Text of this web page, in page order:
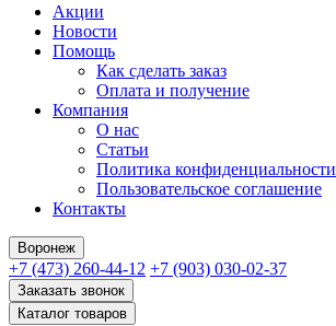
Акции
Новости
Помощь
Как сделать заказ
Оплата и получение
Компания
О нас
Статьи
Политика конфиденциальности
Пользовательское соглашение
Контакты
Воронеж
+7 (473) 260-44-12 +7 (903) 030-02-37
Заказать звонок
Каталог товаров